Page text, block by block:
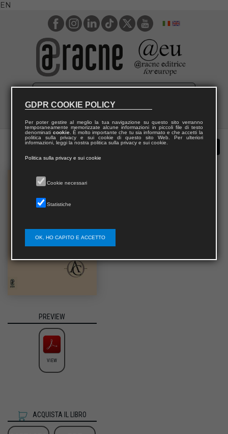
EN
PREVIEW
VIEW
ACQUISTA IL LIBRO
GDPR COOKIE POLICY
Per poter gestire al meglio la tua navigazione su questo sito verranno
temporaneamente memorizzate alcune informazioni in piccoli file di testo
denominati cookie. È molto importante che tu sia informato e che accetti la
politica sulla privacy e sui cookie di questo sito Web. Per ulteriori
informazioni, leggi la nostra politica sulla privacy e sui cookie.
Politica sulla privacy e sui cookie
Cookie necessari
Statistiche
OK, HO CAPITO E ACCETTO